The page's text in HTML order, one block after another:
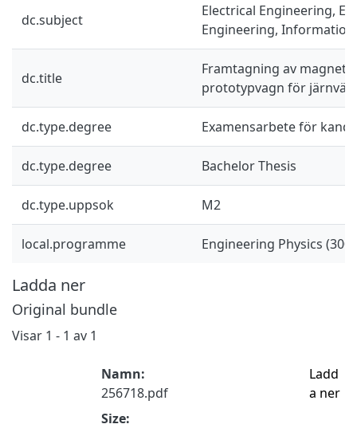
dc.subject
Electrical Engineering,
Engineering,
dc.title
Framtagning av
prototypvagn för
dc.type.degree Examensarbete för
dc.type.degree Bachelor Thesis
dc.type.uppsok M2
local.programme Engineering Physics (300
Ladda ner
Original bundle
Visar 1 - 1 av 1
Namn:
256718.pdf
Size:
Ladd
a ner